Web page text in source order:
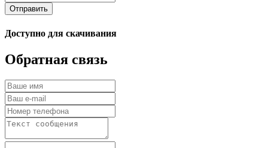
Отправить
Доступно для скачивания
Обратная связь